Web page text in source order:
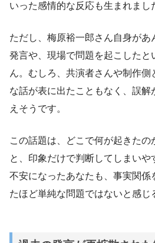
いった感情的な反応も生まれまし
ただし、梅原裕一郎さん自身があ
発言や、現場で問題を起こしたと
ん。むしろ、共演者さんや制作
な話が表に出たこともなく、誤
えそうです。
この話題は、どこで何が起きた
と、印象だけで判断してしまいや
不安になったあなたも、事実関係
たほど単純な問題ではないと感じ